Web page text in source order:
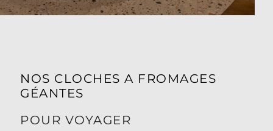
NOS CLOCHES A FROMAGES
GÉANTES
POUR VOYAGER